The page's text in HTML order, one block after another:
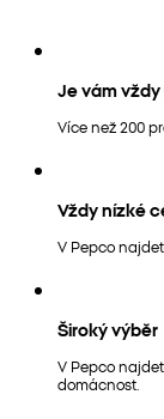
Je vám
Více než 200
Vždy nízké
V Pepco
Široký výběr
V Pepco
domácnost.